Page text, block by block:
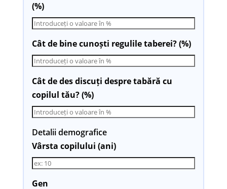
(%)
Cât de bine cunoști regulile taberei? (%)
Cât de des discuți despre tabără cu
copilul tău? (%)
Detalii demografice
Vârsta copilului (ani)
Gen